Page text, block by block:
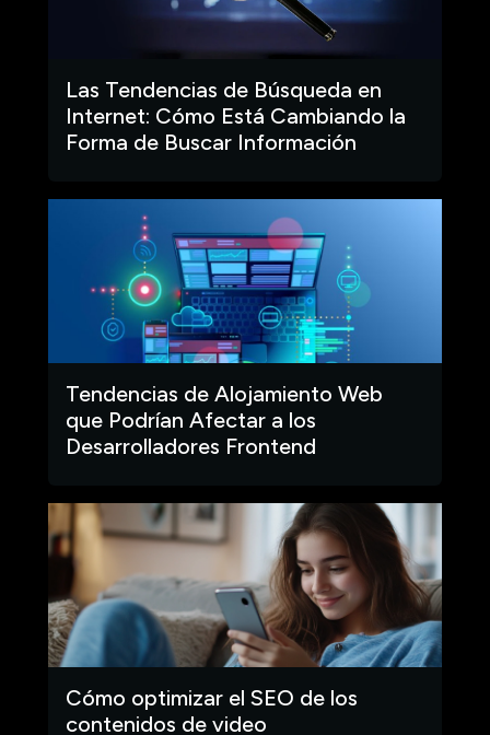
Las Tendencias de Búsqueda en
Internet: Cómo Está Cambiando la
Forma de Buscar Información
Tendencias de Alojamiento Web
que Podrían Afectar a los
Desarrolladores Frontend
Cómo optimizar el SEO de los
contenidos de video